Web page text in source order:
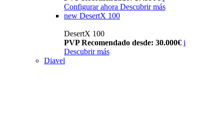
Configurar ahora Descubrir más
new DesertX 100
DesertX 100
PVP Recomendado desde: 30.000€ i
Descubrir más
Diavel